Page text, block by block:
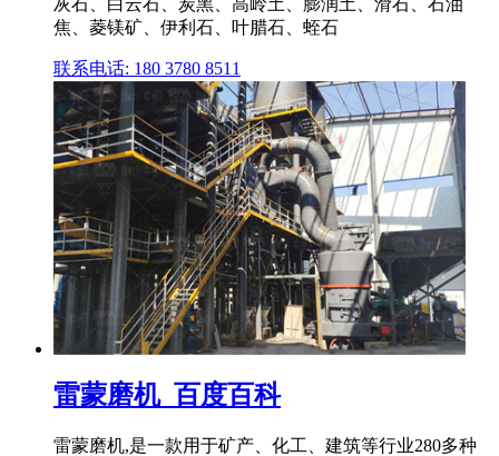
焦、菱镁矿、伊利石、叶腊石、蛭石
联系电话: 180 3780 8511
雷蒙磨机_百度百科
雷蒙磨机,是一款用于矿产、化工、建筑等行业280多种